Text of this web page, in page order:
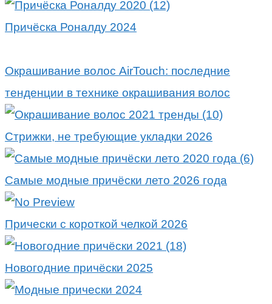
Причёска Роналду 2024
Окрашивание волос AirTouch: последние
тенденции в технике окрашивания волос
Стрижки, не требующие укладки 2026
Самые модные причёски лето 2026 года
Прически с короткой челкой 2026
Новогодние причёски 2025